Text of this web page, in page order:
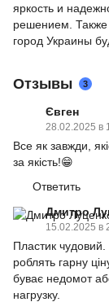
яркость и
решением.
город Украины
Отзывы 3
Євген
28.02.2025 в
Все як завжди,
за якість!😁
Ответить
Дмитро
15.02.2025 в
Пластик чудовий.
роблять гарну
буває недомот
нагрузку.